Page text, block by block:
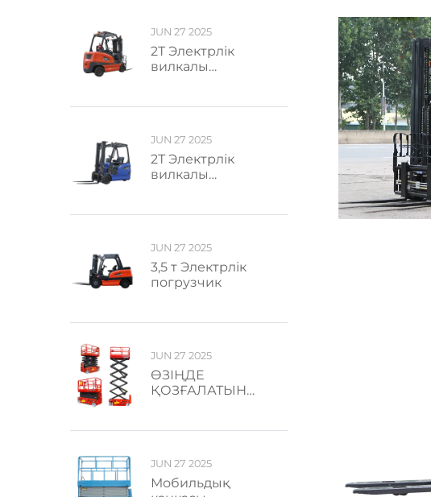
JUN 27 2025
2Т Электрлік
вилкалы
JUN 27 2025
2Т Электрлік
вилкалы
JUN 27 2025
3,5 т Электрлік
погрузчик
JUN 27 2025
ӨЗІҢДЕ
ҚОЗҒАЛАТЫН
JUN 27 2025
Мобильдық